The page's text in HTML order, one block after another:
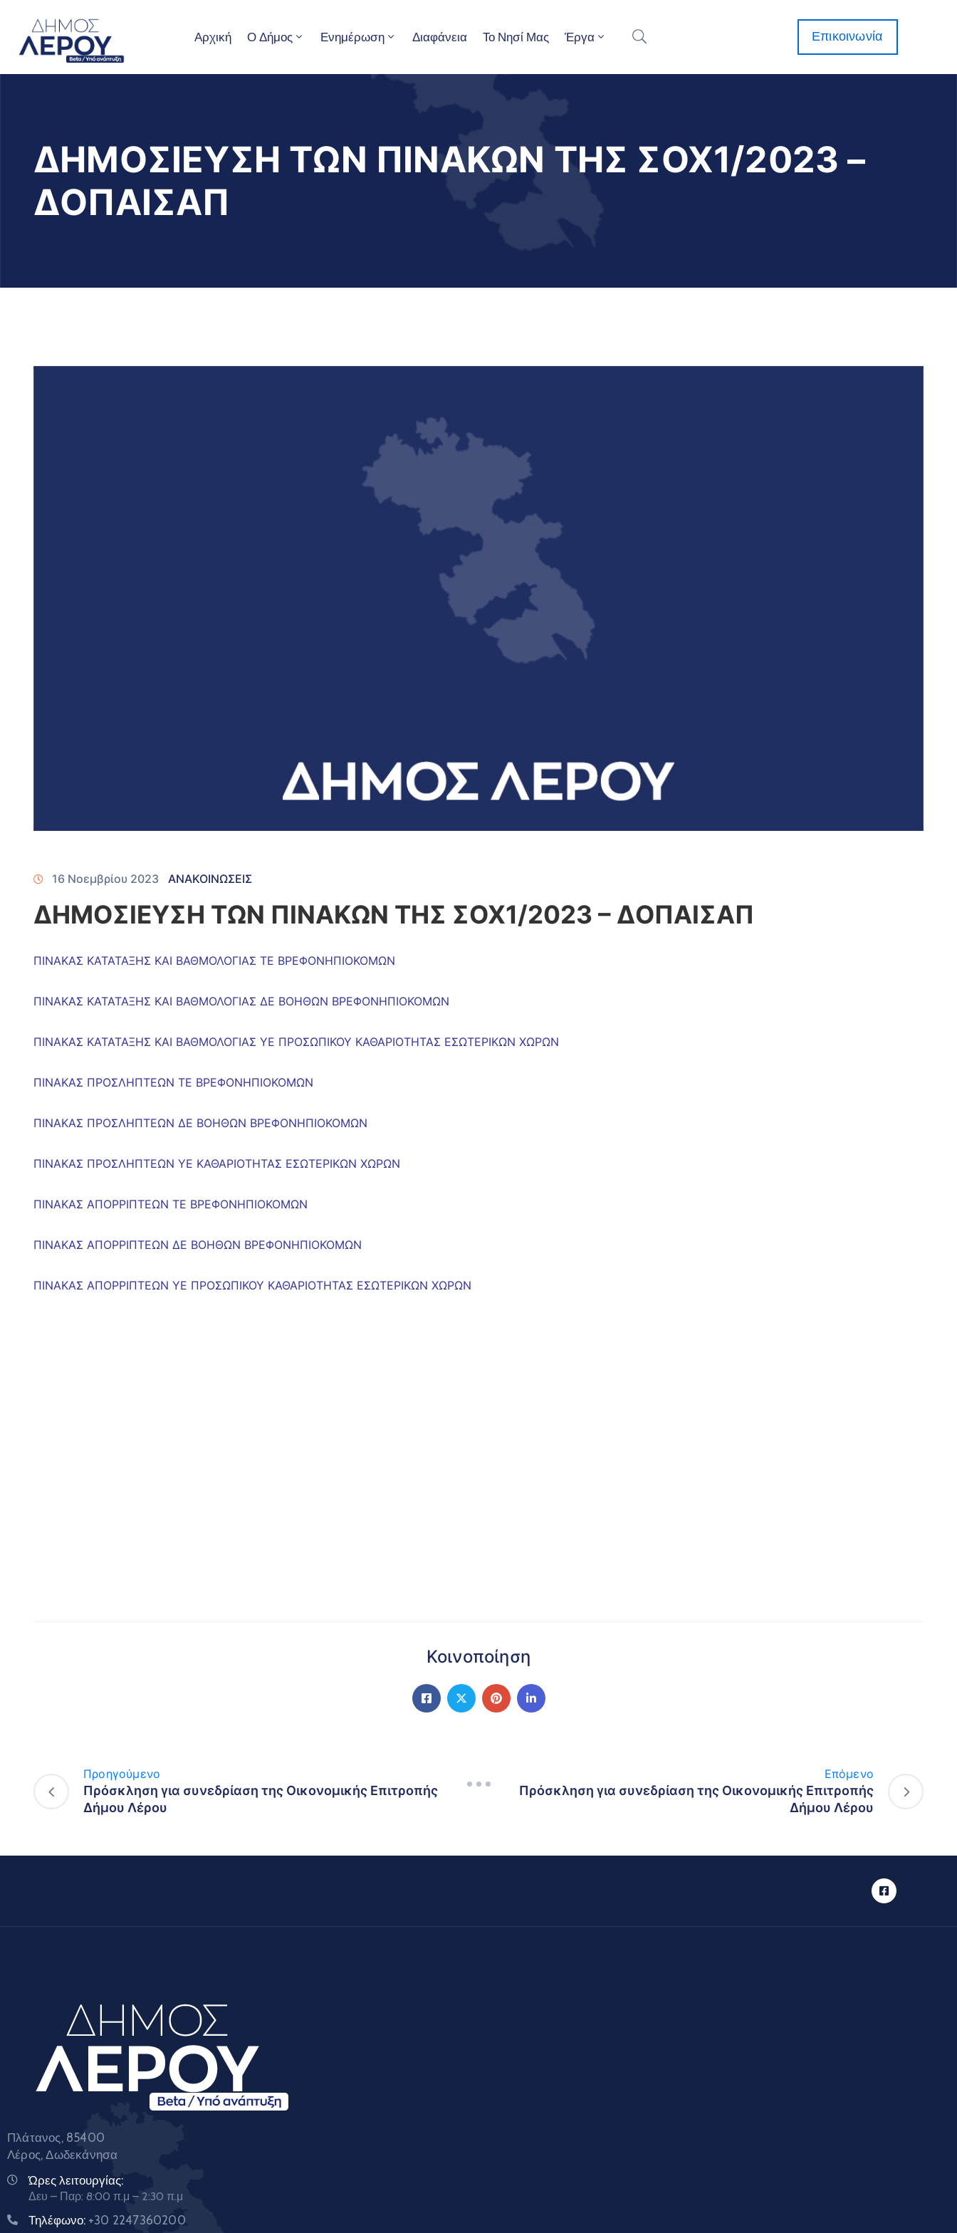
Αρχική Ο Δήμος Ενημέρωση Διαφάνεια Το Νησί Μας Έργα Επικοινωνία
ΔΗΜΟΣΙΕΥΣΗ ΤΩΝ ΠΙΝΑΚΩΝ ΤΗΣ ΣΟΧ1/2023 –
ΔΟΠΑΙΣΑΠ
16 Νοεμβρίου 2023 ΑΝΑΚΟΙΝΩΣΕΙΣ
ΔΗΜΟΣΙΕΥΣΗ ΤΩΝ ΠΙΝΑΚΩΝ ΤΗΣ ΣΟΧ1/2023 – ΔΟΠΑΙΣΑΠ
ΠΙΝΑΚΑΣ ΚΑΤΑΤΑΞΗΣ ΚΑΙ ΒΑΘΜΟΛΟΓΙΑΣ ΤΕ ΒΡΕΦΟΝΗΠΙΟΚΟΜΩΝ
ΠΙΝΑΚΑΣ ΚΑΤΑΤΑΞΗΣ ΚΑΙ ΒΑΘΜΟΛΟΓΙΑΣ ΔΕ ΒΟΗΘΩΝ ΒΡΕΦΟΝΗΠΙΟΚΟΜΩΝ
ΠΙΝΑΚΑΣ ΚΑΤΑΤΑΞΗΣ ΚΑΙ ΒΑΘΜΟΛΟΓΙΑΣ ΥΕ ΠΡΟΣΩΠΙΚΟΥ ΚΑΘΑΡΙΟΤΗΤΑΣ ΕΣΩΤΕΡΙΚΩΝ ΧΩΡΩΝ
ΠΙΝΑΚΑΣ ΠΡΟΣΛΗΠΤΕΩΝ ΤΕ ΒΡΕΦΟΝΗΠΙΟΚΟΜΩΝ
ΠΙΝΑΚΑΣ ΠΡΟΣΛΗΠΤΕΩΝ ΔΕ ΒΟΗΘΩΝ ΒΡΕΦΟΝΗΠΙΟΚΟΜΩΝ
ΠΙΝΑΚΑΣ ΠΡΟΣΛΗΠΤΕΩΝ ΥΕ ΚΑΘΑΡΙΟΤΗΤΑΣ ΕΣΩΤΕΡΙΚΩΝ ΧΩΡΩΝ
ΠΙΝΑΚΑΣ ΑΠΟΡΡΙΠΤΕΩΝ ΤΕ ΒΡΕΦΟΝΗΠΙΟΚΟΜΩΝ
ΠΙΝΑΚΑΣ ΑΠΟΡΡΙΠΤΕΩΝ ΔΕ ΒΟΗΘΩΝ ΒΡΕΦΟΝΗΠΙΟΚΟΜΩΝ
ΠΙΝΑΚΑΣ ΑΠΟΡΡΙΠΤΕΩΝ ΥΕ ΠΡΟΣΩΠΙΚΟΥ ΚΑΘΑΡΙΟΤΗΤΑΣ ΕΣΩΤΕΡΙΚΩΝ ΧΩΡΩΝ
Κοινοποίηση
Προηγούμενο
Πρόσκληση για συνεδρίαση της Οικονομικής Επιτροπής
Δήμου Λέρου
Επόμενο
Πρόσκληση για συνεδρίαση της Οικονομικής Επιτροπής
Δήμου Λέρου
Πλάτανος, 85400
Λέρος, Δωδεκάνησα
Ώρες λειτουργίας:
Δευ – Παρ: 8:00 π.μ – 2:30 π.μ
Τηλέφωνο: +30 2247360200